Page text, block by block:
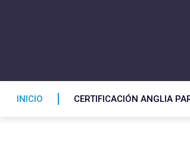
INICIO CERTIFICACIÓN ANGLIA